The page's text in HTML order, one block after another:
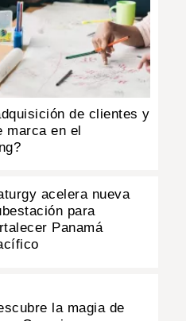
de clientes y
marca en el
acelera nueva
para
Panamá
la magia de